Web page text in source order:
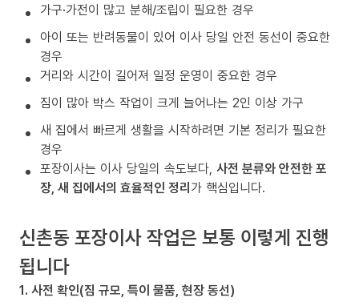
가구·가전이 많고 분해/조립이 필요한 경우
아이 또는 반려동물이 있어 이사 당일 안전 동선이 중요한
경우
거리와 시간이 길어져 일정 운영이 중요한 경우
짐이 많아 박스 작업이 크게 늘어나는 2인 이상 가구
새 집에서 빠르게 생활을 시작하려면 기본 정리가 필요한
경우
포장이사는 이사 당일의 속도보다, 사전 분류와 안전한 포
장, 새 집에서의 효율적인 정리가 핵심입니다.
신촌동 포장이사 작업은 보통 이렇게 진행
됩니다
1. 사전 확인(짐 규모, 특이 물품, 현장 동선)